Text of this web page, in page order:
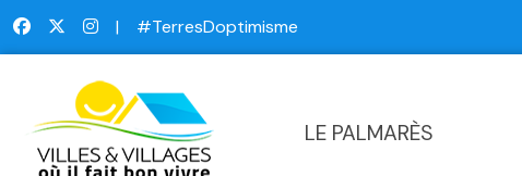
| #TerresDoptimisme
LE PALMARÈS